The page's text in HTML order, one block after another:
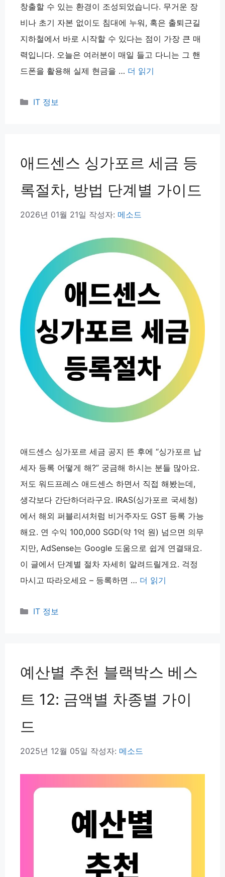
창출할 수 있는 환경이 조성되었습니다. 무거운 장
비나 초기 자본 없이도 침대에 누워, 혹은 출퇴근길
지하철에서 바로 시작할 수 있다는 점이 가장 큰 매
력입니다. 오늘은 여러분이 매일 들고 다니는 그 핸
드폰을 활용해 실제 현금을 … 더 읽기
카
IT 정보
애드센스 싱가포르 세금 등
록절차, 방법 단계별 가이드
2026년 01월 21일 작성자: 메소드
애드센스 싱가포르 세금 공지 뜬 후에 “싱가포르 납
세자 등록 어떻게 해?” 궁금해 하시는 분들 많아요.
저도 워드프레스 애드센스 하면서 직접 해봤는데,
생각보다 간단하더라구요. IRAS(싱가포르 국세청)
에서 해외 퍼블리셔처럼 비거주자도 GST 등록 가능
해요. 연 수익 100,000 SGD(약 1억 원) 넘으면 의무
지만, AdSense는 Google 도움으로 쉽게 연결돼요.
이 글에서 단계별 절차 자세히 알려드릴게요. 걱정
마시고 따라오세요 – 등록하면 … 더 읽기
카
IT 정보
예산별 추천 블랙박스 베스
트 12: 금액별 차종별 가이
드
2025년 12월 05일 작성자: 메소드